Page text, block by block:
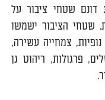
נייר, וישתלב בפרויקט פיתוח של 30 דונם שטחי ציבור על
שטחי הציבור ישמשו
צמחייה עשירה,
פרגולות, ריהוט גן